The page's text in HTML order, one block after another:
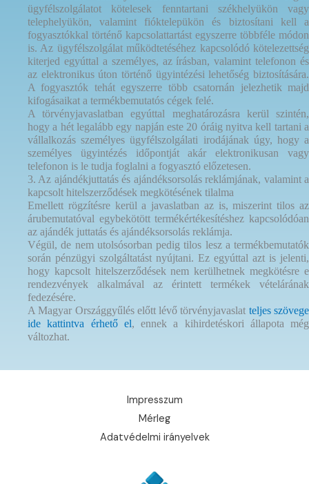
ügyfélszolgálatot kötelesek fenntartani székhelyükön vagy
telephelyükön, valamint fióktelepükön és biztosítani kell a
fogyasztókkal történő kapcsolattartást egyszerre többféle módon
is. Az ügyfélszolgálat működtetéséhez kapcsolódó kötelezettség
kiterjed egyúttal a személyes, az írásban, valamint telefonon és
az elektronikus úton történő ügyintézési lehetőség biztosítására.
A fogyasztók tehát egyszerre több csatornán jelezhetik majd
kifogásaikat a termékbemutatós cégek felé.
A törvényjavaslatban egyúttal meghatározásra kerül szintén,
hogy a hét legalább egy napján este 20 óráig nyitva kell tartani a
vállalkozás személyes ügyfélszolgálati irodájának úgy, hogy a
személyes ügyintézés időpontját akár elektronikusan vagy
telefonon is le tudja foglalni a fogyasztó előzetesen.
3. Az ajándékjuttatás és ajándéksorsolás reklámjának, valamint a
kapcsolt hitelszerződések megkötésének tilalma
Emellett rögzítésre kerül a javaslatban az is, miszerint tilos az
árubemutatóval egybekötött termékértékesítéshez kapcsolódóan
az ajándék juttatás és ajándéksorsolás reklámja.
Végül, de nem utolsósorban pedig tilos lesz a termékbemutatók
során pénzügyi szolgáltatást nyújtani. Ez egyúttal azt is jelenti,
hogy kapcsolt hitelszerződések nem kerülhetnek megkötésre e
rendezvények alkalmával az érintett termékek vételárának
fedezésére.
A Magyar Országgyűlés előtt lévő törvényjavaslat teljes szövege
ide kattintva érhető el, ennek a kihirdetéskori állapota még
változhat.
Impresszum
Mérleg
Adatvédelmi irányelvek